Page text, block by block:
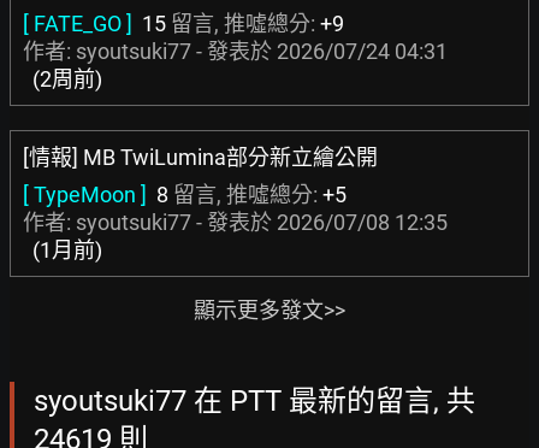
[ FATE_GO ] 15 留言, 推噓總分: +9
作者: syoutsuki77 - 發表於 2026/07/24 04:31
(2周前)
[情報] MB TwiLumina部分新立繪公開
[ TypeMoon ] 8 留言, 推噓總分: +5
作者: syoutsuki77 - 發表於 2026/07/08 12:35
(1月前)
顯示更多發文>>
syoutsuki77 在 PTT 最新的留言, 共
24619 則